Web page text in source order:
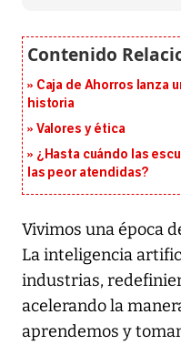
Caja de Ahorros lanza
historia
Valores y ética
¿Hasta cuándo las
las peor atendidas?
Vivimos una época
La inteligencia
industrias,
acelerando la
aprendemos y